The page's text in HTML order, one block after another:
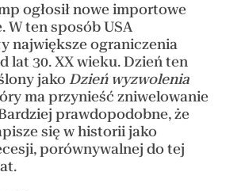
ogłosił nowe importowe
W ten sposób USA
największe ograniczenia
lat 30. XX wieku. Dzień ten
jako Dzień wyzwolenia
ma przynieść zniwelowanie
prawdopodobne, że
się w historii jako
porównywalnej do tej